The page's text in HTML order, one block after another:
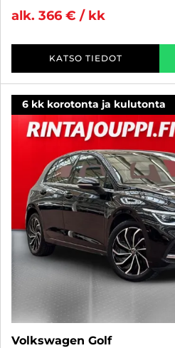
alk. 366 € / kk
KATSO TIEDOT
6 kk korotonta ja kulutonta
Volkswagen Golf